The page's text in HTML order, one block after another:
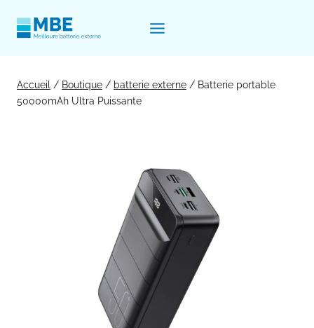
Accueil / Boutique / batterie externe / Batterie portable
50000mAh Ultra Puissante